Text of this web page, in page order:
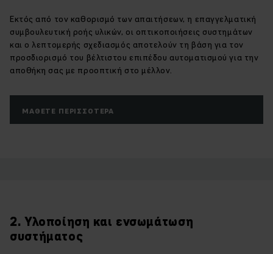
Εκτός από τον καθορισμό των απαιτήσεων, η επαγγελματική
συμβουλευτική ροής υλικών, οι οπτικοποιήσεις συστημάτων
και ο λεπτομερής σχεδιασμός αποτελούν τη βάση για τον
προσδιορισμό του βέλτιστου επιπέδου αυτοματισμού για την
αποθήκη σας με προοπτική στο μέλλον.
ΜΆΘΕΤΕ ΠΕΡΙΣΣΌΤΕΡΑ
2. Υλοποίηση και ενσωμάτωση
συστήματος